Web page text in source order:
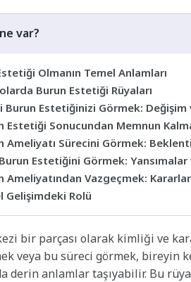
var?
Olmanın Temel Anlamları
Burun Estetiği Rüyaları
Burun Estetiğinizi Görmek: Değişim
Estetiği Sonucundan Memnun
Ameliyatı Sürecini Görmek:
Burun Estetiğini Görmek:
Ameliyatından Vazgeçmek:
Gelişimdeki Rolü
bir parçası olarak kimliği ve
veya bu süreci görmek, bireyin
derin anlamlar taşıyabilir. Bu